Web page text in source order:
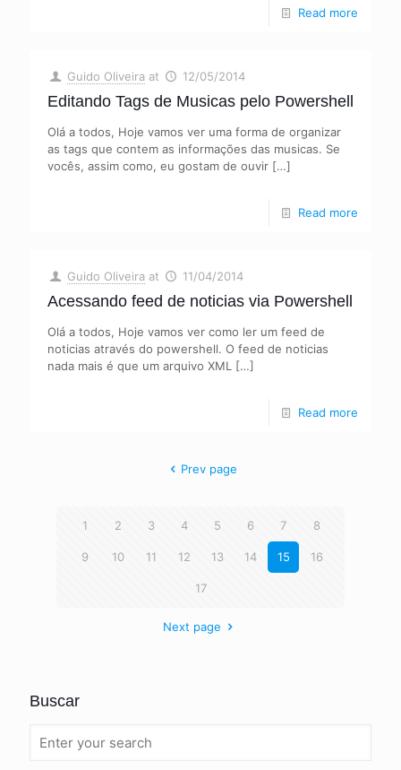
Read more
Guido Oliveira at 12/05/2014
Editando Tags de Musicas pelo Powershell
Olá a todos, Hoje vamos ver uma forma de organizar
as tags que contem as informações das musicas. Se
vocês, assim como, eu gostam de ouvir […]
Read more
Guido Oliveira at 11/04/2014
Acessando feed de noticias via Powershell
Olá a todos, Hoje vamos ver como ler um feed de
noticias através do powershell. O feed de noticias
nada mais é que um arquivo XML […]
Read more
Prev page
1 2 3 4 5 6 7 8
9 10 11 12 13 14 15 16
17
Next page
Buscar